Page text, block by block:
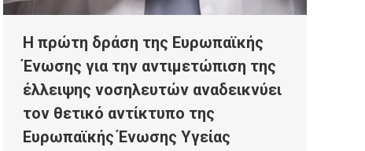
Η πρώτη δράση της Ευρωπαϊκής
Ένωσης για την αντιμετώπιση της
έλλειψης νοσηλευτών αναδεικνύει
τον θετικό αντίκτυπο της
Ευρωπαϊκής Ένωσης Υγείας